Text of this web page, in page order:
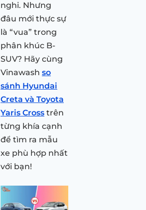
nghi. Nhưng
đâu mới thực sự
là “vua” trong
phân khúc B-
SUV? Hãy cùng
Vinawash so
sánh Hyundai
Creta và Toyota
Yaris Cross trên
từng khía cạnh
để tìm ra mẫu
xe phù hợp nhất
với bạn!